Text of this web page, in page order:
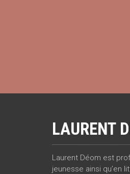
LAURENT
Laurent Déom est
jeunesse ainsi qu’en